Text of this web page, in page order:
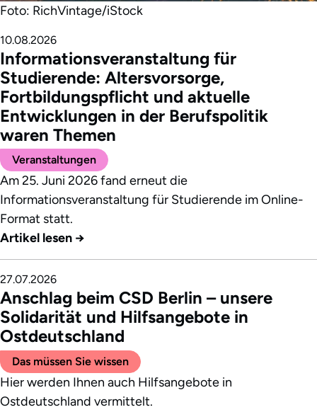
Informationsveranstaltung für
Studierende: Altersvorsorge,
Fortbildungspflicht und aktuelle
Entwicklungen in der Berufspolitik
waren Themen
10.08.2026
Veranstaltungen
Am 25. Juni 2026 fand erneut die
Informationsveranstaltung für Studierende im Online-
Format statt.
Foto: RichVintage/iStock
Artikel lesen →
Anschlag beim CSD Berlin – unsere
Solidarität und Hilfsangebote in
Ostdeutschland
27.07.2026
Das müssen Sie wissen
Hier werden Ihnen auch Hilfsangebote in
Ostdeutschland vermittelt.